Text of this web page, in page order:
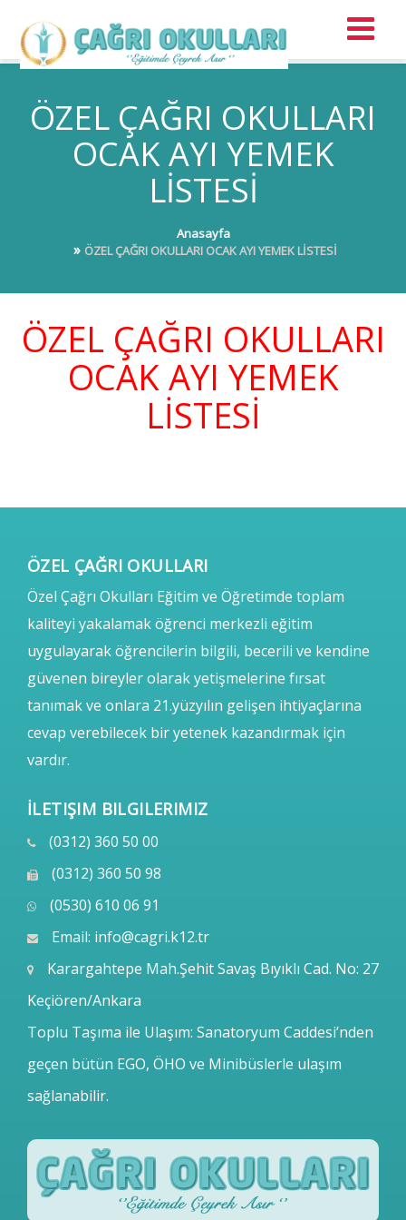
ÖZEL ÇAĞRI OKULLARI
OCAK AYI YEMEK
LİSTESİ
Anasayfa
ÖZEL ÇAĞRI OKULLARI OCAK AYI YEMEK LİSTESİ
ÖZEL ÇAĞRI OKULLARI
OCAK AYI YEMEK
LİSTESİ
ÖZEL ÇAĞRI OKULLARI
Özel Çağrı Okulları Eğitim ve Öğretimde toplam
kaliteyi yakalamak öğrenci merkezli eğitim
uygulayarak öğrencilerin bilgili, becerili ve kendine
güvenen bireyler olarak yetişmelerine fırsat
tanımak ve onlara 21.yüzyılın gelişen ihtiyaçlarına
cevap verebilecek bir yetenek kazandırmak için
vardır.
İLETIŞIM BILGILERIMIZ
(0312) 360 50 00
(0312) 360 50 98
(0530) 610 06 91
Email: info@cagri.k12.tr
Karargahtepe Mah.Şehit Savaş Bıyıklı Cad. No: 27
Keçiören/Ankara
Toplu Taşıma ile Ulaşım: Sanatoryum Caddesi’nden
geçen bütün EGO, ÖHO ve Minibüslerle ulaşım
sağlanabilir.